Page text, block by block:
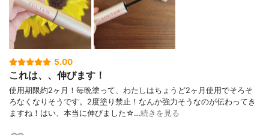
5.00
これは、、伸びます！
使用期限約2ヶ月！毎晩塗って、わたしはちょうど2ヶ月使用でそろそ
ろなくなりそうです。2度塗り禁止！なんか強力そうなのが伝わってき
ますね！はい、本当に伸びました☆…続きを見る